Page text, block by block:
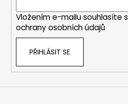
Vložením e-mailu souhlasíte s
ochrany osobních údajů
PŘIHLÁSIT SE